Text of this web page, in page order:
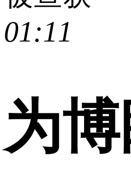
01:11
为